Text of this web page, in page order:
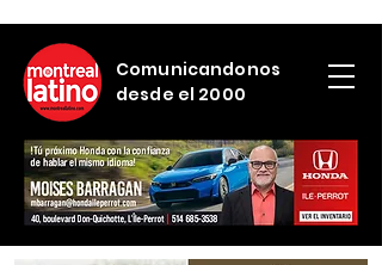
Comunicandonos
desde el 2000